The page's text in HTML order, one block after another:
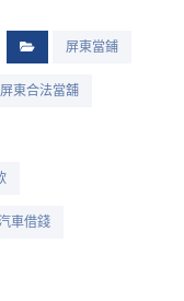
屏東當鋪
屏東合法當舖
車借錢